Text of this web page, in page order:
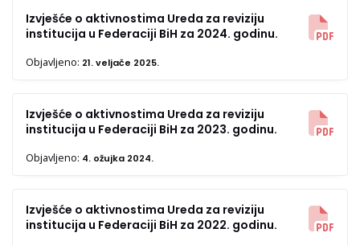
Izvješće o aktivnostima Ureda za reviziju
institucija u Federaciji BiH za 2024. godinu.
Objavljeno: 21. veljače 2025.
Izvješće o aktivnostima Ureda za reviziju
institucija u Federaciji BiH za 2023. godinu.
Objavljeno: 4. ožujka 2024.
Izvješće o aktivnostima Ureda za reviziju
institucija u Federaciji BiH za 2022. godinu.